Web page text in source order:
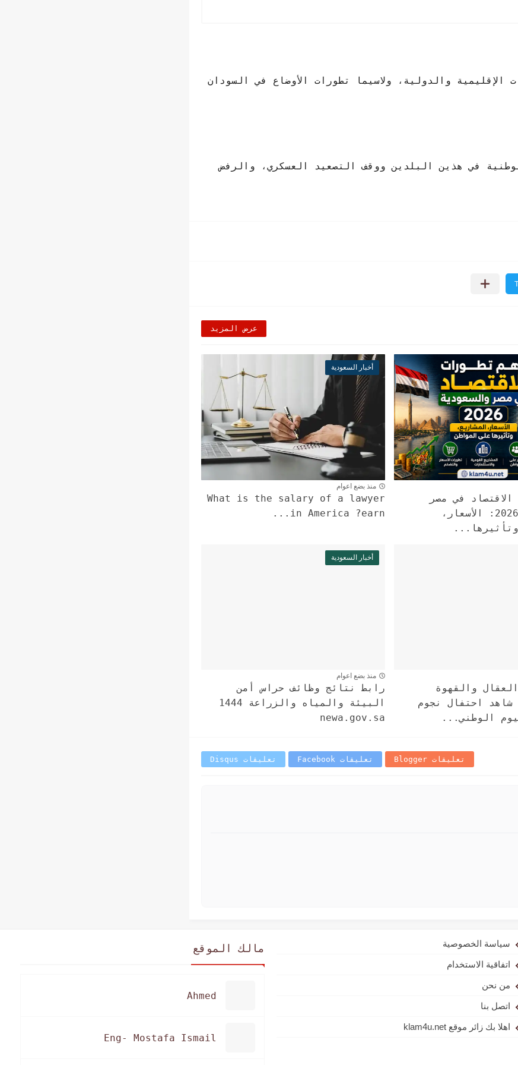
والدولية، ولاسيما تطورات الأوضاع في السودان
في هذين البلدين ووقف التصعيد العسكري، والرفض
عرض المزيد
في مصر
والسعودية 2026: الأسعار،
أخبار السعودية
منذ بضع اعوام
What is the salary of a lawyer
in America ?earn...
والقهوة
احتفال نجوم
الوطني...
أخبار السعودية
منذ بضع اعوام
رابط نتائج وظائف حراس أمن
البيئة والمياه والزراعة 1444
newa.gov.sa
تعليقات Blogger تعليقات Facebook تعليقات Disqus
سياسة الخصوصية
اتفاقية الاستخدام
من نحن
اتصل بنا
اهلا بك زائر موقع klam4u.net
مالك الموقع
Ahmed
Eng- Mostafa Ismail